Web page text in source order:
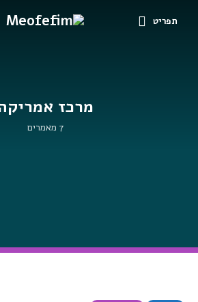
תפריט
מרכז
7 מאמרים